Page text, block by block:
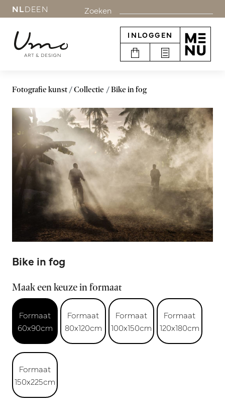
NLDEEN Zoeken
INLOGGEN
Fotografie kunst Collectie Bike in fog
Bike in fog
Maak een keuze in formaat
Formaat
60x90cm
Formaat
80x120cm
Formaat
100x150cm
Formaat
120x180cm
Formaat
150x225cm